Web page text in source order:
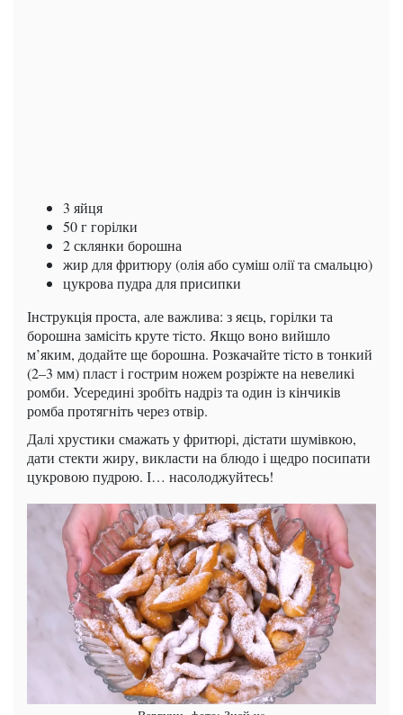
3 яйця
50 г горілки
2 склянки борошна
жир для фритюру (олія або суміш олії та смальцю)
цукрова пудра для присипки
Інструкція проста, але важлива: з яєць, горілки та
борошна замісіть круте тісто. Якщо воно вийшло
м’яким, додайте ще борошна. Розкачайте тісто в тонкий
(2–3 мм) пласт і гострим ножем розріжте на невеликі
ромби. Усередині зробіть надріз та один із кінчиків
ромба протягніть через отвір.
Далі хрустики смажать у фритюрі, дістати шумівкою,
дати стекти жиру, викласти на блюдо і щедро посипати
цукровою пудрою. І… насолоджуйтесь!